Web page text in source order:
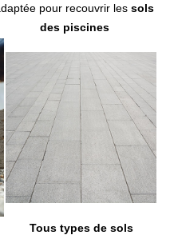
pour recouvrir les sols
des piscines
Tous types de sols